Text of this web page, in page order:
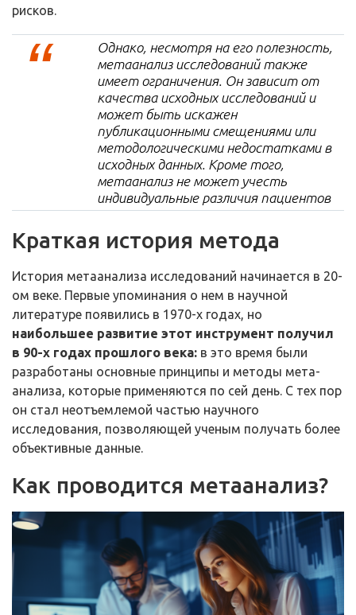
рисков.
Однако, несмотря на его полезность,
метаанализ исследований также
имеет ограничения. Он зависит от
качества исходных исследований и
может быть искажен
публикационными смещениями или
методологическими недостатками в
исходных данных. Кроме того,
метаанализ не может учесть
индивидуальные различия пациентов
Краткая история метода
История метаанализа исследований начинается в 20-
ом веке. Первые упоминания о нем в научной
литературе появились в 1970-х годах, но
наибольшее развитие этот инструмент получил
в 90-х годах прошлого века: в это время были
разработаны основные принципы и методы мета-
анализа, которые применяются по сей день. С тех пор
он стал неотъемлемой частью научного
исследования, позволяющей ученым получать более
объективные данные.
Как проводится метаанализ?